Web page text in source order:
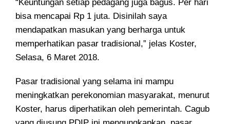
“Keuntungan setiap pedagang juga bagus. Per hari
bisa mencapai Rp 1 juta. Disinilah saya
mendapatkan masukan yang berharga untuk
memperhatikan pasar tradisional,” jelas Koster,
Selasa, 6 Maret 2018.
Pasar tradisional yang selama ini mampu
meningkatkan perekonomian masyarakat, menurut
Koster, harus diperhatikan oleh pemerintah. Cagub